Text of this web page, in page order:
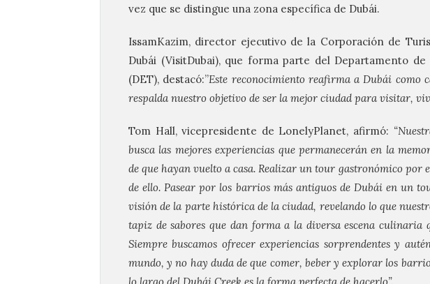
vez que se distingue una zona específica de Dubái.
IssamKazim, director ejecutivo de la Corporación de
Dubái (VisitDubai), que forma parte del Departamento
(DET), destacó:”Este reconocimiento reafirma a Dubái como
respalda nuestro objetivo de ser la mejor ciudad para visitar,
Tom Hall, vicepresidente de LonelyPlanet, afirmó:
busca las mejores experiencias que permanecerán en la
de que hayan vuelto a casa. Realizar un tour gastronómico por
de ello. Pasear por los barrios más antiguos de Dubái en un
visión de la parte histórica de la ciudad, revelando lo que
tapiz de sabores que dan forma a la diversa escena culinaria
Siempre buscamos ofrecer experiencias sorprendentes y
mundo, y no hay duda de que comer, beber y explorar los